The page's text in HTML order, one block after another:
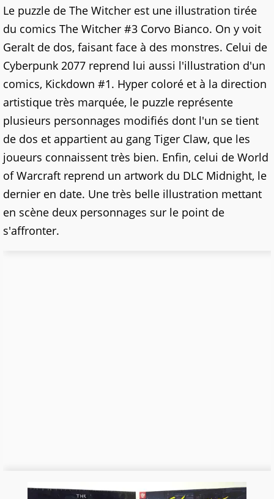
Le puzzle de The Witcher est une illustration tirée
du comics The Witcher #3 Corvo Bianco. On y voit
Geralt de dos, faisant face à des monstres. Celui de
Cyberpunk 2077 reprend lui aussi l'illustration d'un
comics, Kickdown #1. Hyper coloré et à la direction
artistique très marquée, le puzzle représente
plusieurs personnages modifiés dont l'un se tient
de dos et appartient au gang Tiger Claw, que les
joueurs connaissent très bien. Enfin, celui de World
of Warcraft reprend un artwork du DLC Midnight, le
dernier en date. Une très belle illustration mettant
en scène deux personnages sur le point de
s'affronter.